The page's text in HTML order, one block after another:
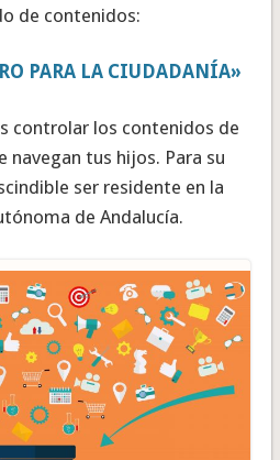
de contenidos:
PARA LA CIUDADANÍA»
controlar los contenidos de
tus hijos. Para su
ser residente en la
de Andalucía.